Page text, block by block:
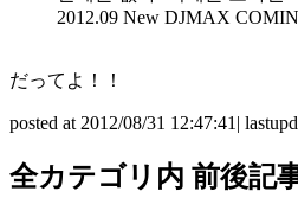
2012.09 New DJMAX
だってよ！！
posted at 2012/08/31 12:47:41|
全カテゴリ内 前後記